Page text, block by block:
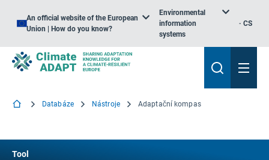
An official website of the European
Union | How do you know?
Environmental
information
systems
CS
Databáze Nástroje Adaptační kompas
Tool